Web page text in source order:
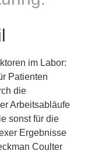
im Labor:
Patienten
die
Arbeitsabläufe
sonst für die
Ergebnisse
Coulter